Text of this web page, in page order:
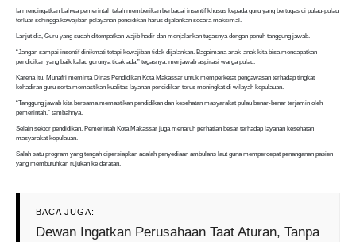
Ia mengingatkan bahwa pemerintah telah memberikan berbagai insentif khusus kepada guru yang bertugas di pulau-pulau
terluar sehingga kewajiban pelayanan pendidikan harus dijalankan secara maksimal.
Lanjut dia, Guru yang sudah ditempatkan wajib hadir dan menjalankan tugasnya dengan penuh tanggung jawab.
“Jangan sampai insentif dinikmati tetapi kewajiban tidak dijalankan. Bagaimana anak-anak kita bisa mendapatkan
pendidikan yang baik kalau gurunya tidak ada,” tegasnya, menjawab aspirasi warga pulau.
Karena itu, Munafri meminta Dinas Pendidikan Kota Makassar untuk memperketat pengawasan terhadap tingkat
kehadiran guru serta memastikan kualitas layanan pendidikan terus meningkat di wilayah kepulauan.
“Tanggung jawab kita bersama memastikan pendidikan dan kesehatan masyarakat pulau benar-benar terjamin oleh
pemerintah,” tambahnya.
Selain sektor pendidikan, Pemerintah Kota Makassar juga menaruh perhatian besar terhadap layanan kesehatan
masyarakat kepulauan.
Salah satu program yang tengah dipersiapkan adalah penyediaan ambulans laut guna mempercepat penanganan pasien
yang membutuhkan rujukan ke daratan.
BACA JUGA:
Dewan Ingatkan Perusahaan Taat Aturan, Tanpa